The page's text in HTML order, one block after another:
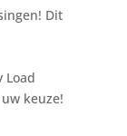
Dit
Load
keuze!